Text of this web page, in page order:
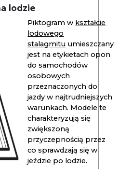
lodzie
Piktogram w kształcie
lodowego
stalagmitu umieszczany
jest na etykietach opon
do samochodów
osobowych
przeznaczonych do
jazdy w najtrudniejszych
warunkach. Modele te
charakteryzują się
zwiększoną
przyczepnością przez
co sprawdzają się w
jeździe po lodzie.